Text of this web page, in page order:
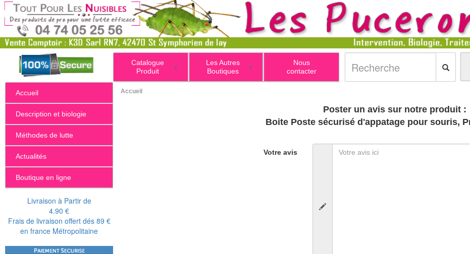
+
Catalogue
Produit
+
Les Autres
Boutiques
Nous
contacter
Accueil
Description et biologie
Méthodes de lutte
Actualités
Boutique en ligne
Livraison à Partir de
4.90 €
Frais de livraison offert dés 89 €
en france Métropolitaine
Accueil
Poster un avis sur notre produit :
Boite Poste sécurisé d'appatage pour souris,
Votre avis